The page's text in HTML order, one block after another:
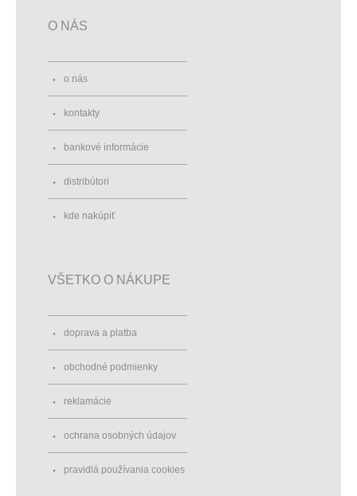
O NÁS
o nás
kontakty
bankové informácie
distribútori
kde nakúpiť
VŠETKO O NÁKUPE
doprava a platba
obchodné podmienky
reklamácie
ochrana osobných údajov
pravidlá používania cookies